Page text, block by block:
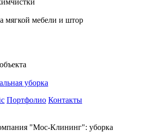
мягкой мебели и штор
уборка
Портфолио Контакты
"Мос-Клининг": уборка